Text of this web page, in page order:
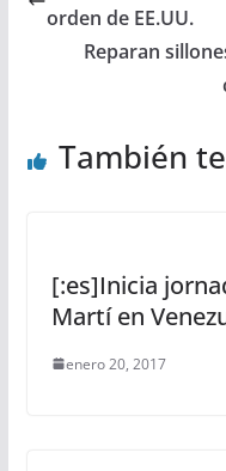
orden de EE.UU.
Reparan
También
[:es]Inicia
Martí en
enero 20, 2017